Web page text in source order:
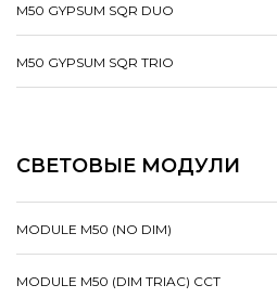
M50 GYPSUM SQR DUO
M50 GYPSUM SQR TRIO
СВЕТОВЫЕ МОДУЛИ
MODULE M50 (NO DIM)
MODULE M50 (DIM TRIAC) CCT